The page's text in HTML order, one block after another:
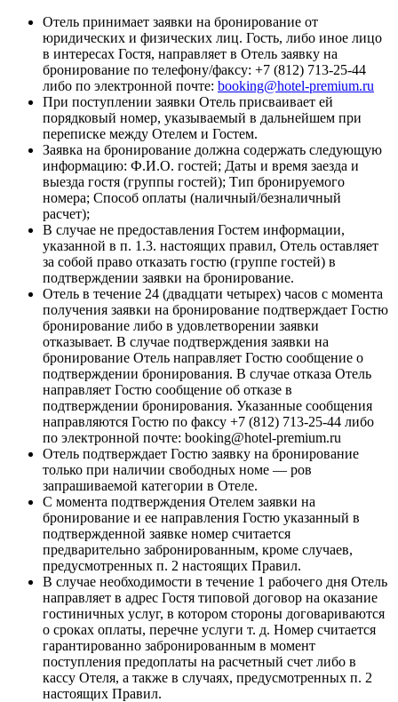
Отель принимает заявки на бронирование от
юридических и физических лиц. Гость, либо иное лицо
в интересах Гостя, направляет в Отель заявку на
бронирование по телефону/факсу: +7 (812) 713-25-44
либо по электронной почте: booking@hotel-premium.ru
При поступлении заявки Отель присваивает ей
порядковый номер, указываемый в дальнейшем при
переписке между Отелем и Гостем.
Заявка на бронирование должна содержать следующую
информацию: Ф.И.О. гостей; Даты и время заезда и
выезда гостя (группы гостей); Тип бронируемого
номера; Способ оплаты (наличный/безналичный
расчет);
В случае не предоставления Гостем информации,
указанной в п. 1.3. настоящих правил, Отель оставляет
за собой право отказать гостю (группе гостей) в
подтверждении заявки на бронирование.
Отель в течение 24 (двадцати четырех) часов с момента
получения заявки на бронирование подтверждает Гостю
бронирование либо в удовлетворении заявки
отказывает. В случае подтверждения заявки на
бронирование Отель направляет Гостю сообщение о
подтверждении бронирования. В случае отказа Отель
направляет Гостю сообщение об отказе в
подтверждении бронирования. Указанные сообщения
направляются Гостю по факсу +7 (812) 713-25-44 либо
по электронной почте: booking@hotel-premium.ru
Отель подтверждает Гостю заявку на бронирование
только при наличии свободных номе — ров
запрашиваемой категории в Отеле.
С момента подтверждения Отелем заявки на
бронирование и ее направления Гостю указанный в
подтвержденной заявке номер считается
предварительно забронированным, кроме случаев,
предусмотренных п. 2 настоящих Правил.
В случае необходимости в течение 1 рабочего дня Отель
направляет в адрес Гостя типовой договор на оказание
гостиничных услуг, в котором стороны договариваются
о сроках оплаты, перечне услуги т. д. Номер считается
гарантированно забронированным в момент
поступления предоплаты на расчетный счет либо в
кассу Отеля, а также в случаях, предусмотренных п. 2
настоящих Правил.